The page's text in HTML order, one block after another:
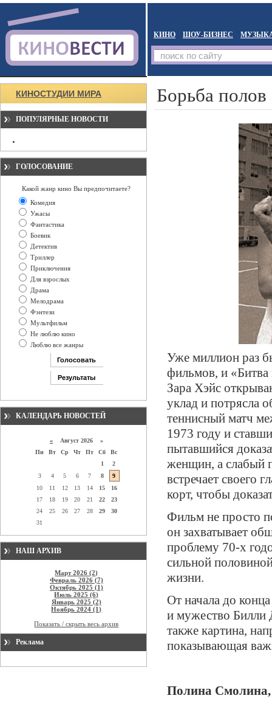
КИНО ШОУ-БИЗНЕС
КИНОСТУДИИ МИРА
ПОПУЛЯРНЫЕ НОВОСТИ
ГОЛОСОВАНИЕ
Какой жанр кино Вы предпочитаете?
Комедия
Ужасы
Фантастика
Боевик
Детектив
Триллер
Приключения
Для взрослых
Драма
Мелодрама
Фэнтези
Мультфильм
Не люблю кино
Люблю все жанры
КАЛЕНДАРЬ НОВОСТЕЙ
« Август 2026 »
Пн
Вт Ср Чт Пт Сб
Вс
1
2
3
4 5 6 7 8
9
10
11 12 13 14 15
16
17
18 19 20 21 22
23
24
25 26 27 28 29
30
31
НАШ АРХИВ
Март 2026 (2)
Февраль 2026 (7)
Октябрь 2025 (1)
Июль 2025 (6)
Январь 2025 (2)
Ноябрь 2024 (1)
Показать / скрыть весь архив
Реклама
Борьба полов
Уже миллион раз
фильмов, и
Зара Хэйс
уклад и потрясла
теннисный матч
1973 году и
пытавшийся
женщин, а слабый
встречает своего
корт, чтобы
Фильм не просто
он захватывает
проблему 70-х
сильной
жизни.
От начала до
и мужество Билли
также картина,
показывающая
Полина